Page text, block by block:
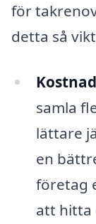
för
detta så
samla
lättare
en
företag
att hitta